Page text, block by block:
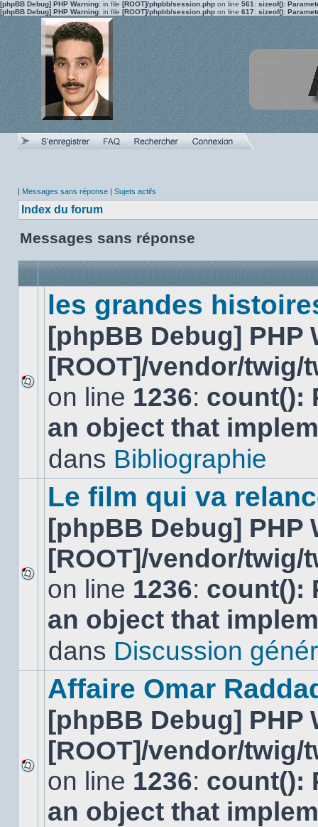
[phpBB Debug] PHP Warning: in file [ROOT]/phpbb/session.php on line 561 : sizeof():
[phpBB Debug] PHP Warning: in file [ROOT]/phpbb/session.php on line 617: sizeof():
| Messages sans réponse | Sujets actifs
Index du forum
Messages sans réponse
Aucun
nouveau
message
non-
dans
les grandes
[phpBB Debug] PHP
[ROOT]/vendor/
on line 1236: count():
an object that
dans Bibliographie
Aucun
nouveau
message
non-
dans
Le film qui va
[phpBB Debug] PHP
[ROOT]/vendor/
on line 1236: count():
an object that
dans Discussion
Aucun
nouveau
message
non-
Affaire Omar
[phpBB Debug] PHP
[ROOT]/vendor/
on line 1236: count():
an object that